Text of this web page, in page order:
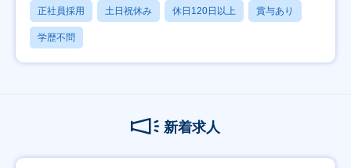
正社員採用 土日祝休み 休日120日以上 賞与あり
学歴不問
新着求人